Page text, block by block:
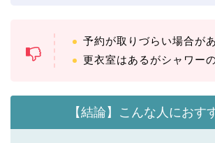
予約が取りづらい場合が
更衣室はあるがシャワー
【結論】こんな人におす